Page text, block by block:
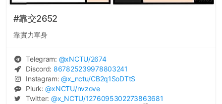
#靠交2652
靠實力單身
Telegram: @xNCTU/2674
Discord: 867825239978803241
Instagram:@x_nctu/CB2q1SoDTtS
Plurk:@xNCTU/nvzove
Twitter: @x_NCTU/1276095302273863681